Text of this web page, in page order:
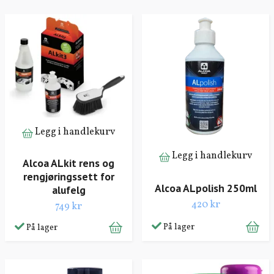
Legg i handlekurv
Alcoa ALkit rens og
rengjøringssett for
alufelg
749 kr
På lager
Legg i handlekurv
Alcoa ALpolish 250ml
420 kr
På lager